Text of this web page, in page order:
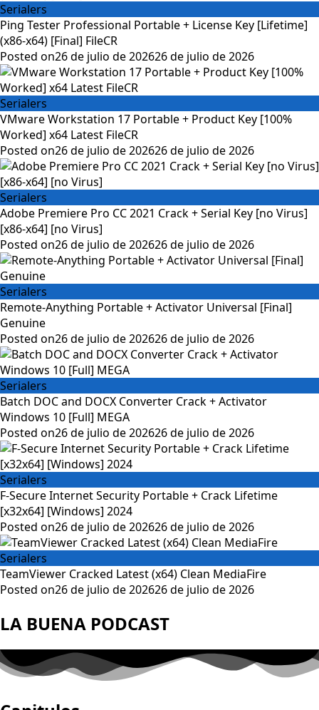
Serialers
Ping Tester Professional Portable + License Key [Lifetime]
(x86-x64) [Final] FileCR
Posted on26 de julio de 202626 de julio de 2026
Serialers
VMware Workstation 17 Portable + Product Key [100%
Worked] x64 Latest FileCR
Posted on26 de julio de 202626 de julio de 2026
Serialers
Adobe Premiere Pro CC 2021 Crack + Serial Key [no Virus]
[x86-x64] [no Virus]
Posted on26 de julio de 202626 de julio de 2026
Serialers
Remote-Anything Portable + Activator Universal [Final]
Genuine
Posted on26 de julio de 202626 de julio de 2026
Serialers
Batch DOC and DOCX Converter Crack + Activator
Windows 10 [Full] MEGA
Posted on26 de julio de 202626 de julio de 2026
Serialers
F-Secure Internet Security Portable + Crack Lifetime
[x32x64] [Windows] 2024
Posted on26 de julio de 202626 de julio de 2026
Serialers
TeamViewer Cracked Latest (x64) Clean MediaFire
Posted on26 de julio de 202626 de julio de 2026
LA BUENA PODCAST